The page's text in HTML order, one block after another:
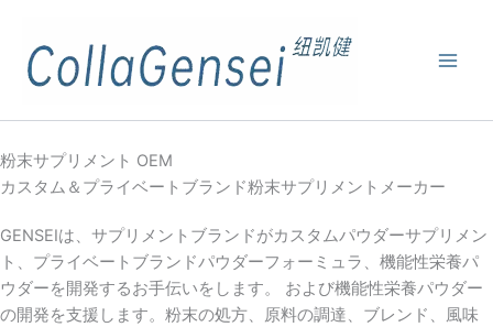
粉末サプリメント OEM
カスタム＆プライベートブランド粉末サプリメントメーカー
GENSEIは、サプリメントブランドがカスタムパウダーサプリメン
ト、プライベートブランドパウダーフォーミュラ、機能性栄養パ
ウダーを開発するお手伝いをします。 および機能性栄養パウダー
の開発を支援します。粉末の処方、原料の調達、ブレンド、風味